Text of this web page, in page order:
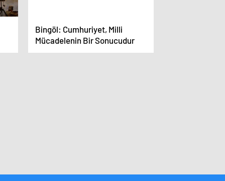
Bingöl: Cumhuriyet, Milli
Mücadelenin Bir Sonucudur